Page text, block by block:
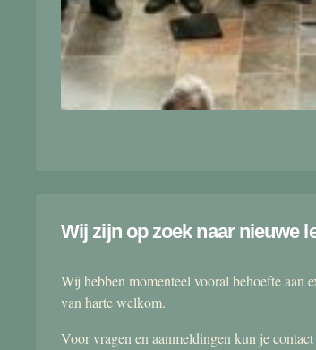
Wij zijn op zoek naar nieuwe
Wij hebben momenteel vooral behoefte aan
van harte welkom.
Voor vragen en aanmeldingen kun je